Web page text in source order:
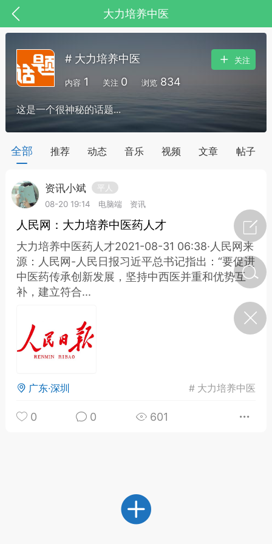
大力培养中医
，华夏中医人：家门口的中医人！
节气气象
急提示
0
谷气行、营卫通：内经视角
下的脾胃调养要义
# 大力培养中医
内容 1 关注 0 浏览 834
关注
这是一个很神秘的话题...
全部 推荐 动态 音乐 视频 文章 帖子
资讯小斌
平人
08-20 19:14
电脑端 资讯
人民网：大力培养中医药人才
大力培养中医药人才2021-08-31 06:38·人民网来
源：人民网-人民日报习近平总书记指出：“要促进
中医药传承创新发展，坚持中西医并重和优势互
补，建立符合...
广东·深圳 # 大力培养中医
0 0 601